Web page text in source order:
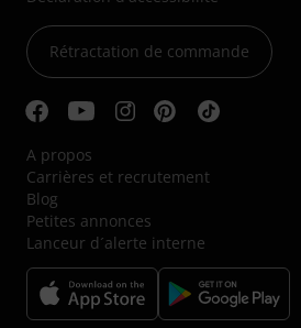
Rétractation de commande
A propos
Carrières et recrutement
Blog
Petites annonces
Lanceur d´alerte interne